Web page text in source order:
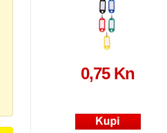
0,75 Kn